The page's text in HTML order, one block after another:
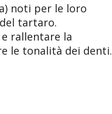
noti per le loro
tartaro.
rallentare la
le tonalità dei denti.